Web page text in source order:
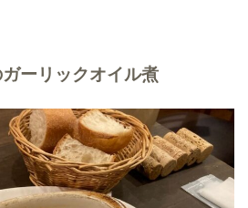
ーリックオイル煮